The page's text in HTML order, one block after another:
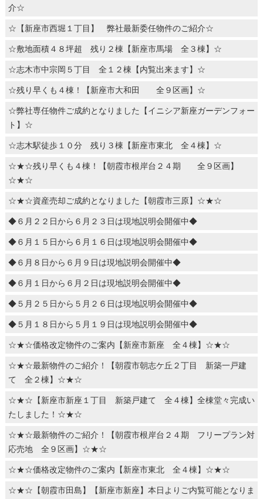
介☆
☆【新座市西堀１丁目】 弊社最新委任物件のご紹介☆
☆敷地面積４８坪超 残り２棟【新座市馬場 全３棟】☆
☆志木市中宗岡５丁目 全１２棟【内覧出来ます】☆
☆残り早くも４棟！【新座市大和田 全９区画】☆
☆弊社専任物件ご成約となりました【イニシア新座ガーデンフォー
ト】☆
☆志木駅徒歩１０分 残り３棟【新座市東北 全４棟】☆
☆★☆残り早くも４棟！【朝霞市根岸台２４期 全９区画】
☆★☆
☆★☆資産売却ご成約となりました【朝霞市三原】☆★☆
◆６月２２日から６月２３日は現地説明会開催中◆
◆６月１５日から６月１６日は現地説明会開催中◆
◆６月８日から６月９日は現地説明会開催中◆
◆６月１日から６月２日は現地説明会開催中◆
◆５月２５日から５月２６日は現地説明会開催中◆
◆５月１８日から５月１９日は現地説明会開催中◆
☆★☆価格改定物件のご案内【新座市新座 全４棟】☆★☆
☆★☆最新物件のご紹介！【朝霞市朝志ケ丘２丁目 新築一戸建
て 全２棟】☆★☆
☆★☆【新座市新座１丁目 新築戸建て 全４棟】全棟堂々完成い
たしました！☆★☆
☆★☆最新物件のご紹介！【朝霞市根岸台２４期 フリープラン対
応売地 全９区画】☆★☆
☆★☆価格改定物件のご案内【新座市東北 全４棟】☆★☆
☆★☆【朝霞市田島】【新座市新座】本日よりご内覧可能となりま